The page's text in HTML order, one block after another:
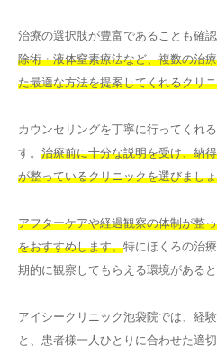
治療の選択肢が豊富であることも確認
除術・液体窒素療法など、複数の治
た最適な方法を提案してくれるクリ
カウンセリングを丁寧に行ってくれ
す。 治療前に十分な説明を受け、納
が整っているクリニックを選びまし
アフターケアや経過観察の体制が整
をおすすめします。特にほくろの治
期的に観察してもらえる環境があると
アイシークリニック池袋院では、経
と、患者様一人ひとりに合わせた適